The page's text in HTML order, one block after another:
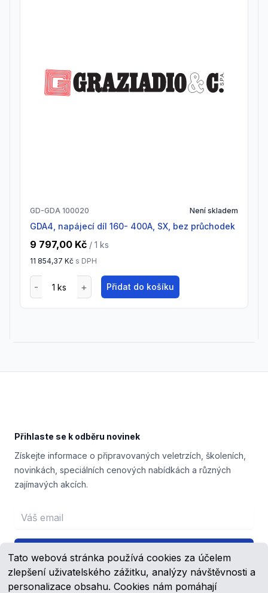
Tato webová stránka používá cookies za účelem
zlepšení uživatelského zážitku, analýzy návštěvnosti a
personalizace obsahu. Cookies nám pomáhají
GD-GDA 100020 Není skladem
GDA4, napájecí díl 160- 400A, SX, bez průchodek
9 797,00 Kč / 1 ks
11 854,37 Kč s DPH
Přidat do košíku
Přihlaste se k odběru novinek
Získejte informace o připravovaných veletrzích, školeních,
novinkách, speciálních cenových nabídkách a různých
zajímavých akcích.
Email address
Přihlášení